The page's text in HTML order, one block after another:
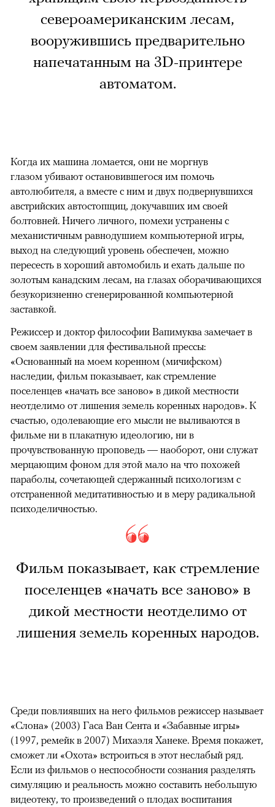
североамериканским лесам,
вооружившись предварительно
напечатанным на 3D-принтере
автоматом.
Когда их машина ломается, они не моргнув
глазом убивают остановившегося им помочь
автолюбителя, а вместе с ним и двух подвернувшихся
австрийских автостопщиц, докучавших им своей
болтовней. Ничего личного, помехи устранены с
механистичным равнодушием компьютерной игры,
выход на следующий уровень обеспечен, можно
пересесть в хороший автомобиль и ехать дальше по
золотым канадским лесам, на глазах оборачивающихся
безукоризненно сгенерированной компьютерной
заставкой.
Режиссер и доктор философии Вапимуква замечает в
своем заявлении для фестивальной прессы:
«Основанный на моем коренном (мичифском)
наследии, фильм показывает, как стремление
поселенцев «начать все заново» в дикой местности
неотделимо от лишения земель коренных народов». К
счастью, одолевающие его мысли не выливаются в
фильме ни в плакатную идеологию, ни в
прочувствованную проповедь — наоборот, они служат
мерцающим фоном для этой мало на что похожей
параболы, сочетающей сдержанный психологизм с
отстраненной медитативностью и в меру радикальной
психоделичностью.
Фильм показывает, как стремление
поселенцев «начать все заново» в
дикой местности неотделимо от
лишения земель коренных народов.
Среди повлиявших на него фильмов режиссер называет
«Слона» (2003) Гаса Ван Сента и «Забавные игры»
(1997, ремейк в 2007) Михаэля Ханеке. Время покажет,
сможет ли «Охота» встроиться в этот неслабый ряд.
Если из фильмов о неспособности сознания разделять
симуляцию и реальность можно составить небольшую
видеотеку, то произведений о плодах воспитания